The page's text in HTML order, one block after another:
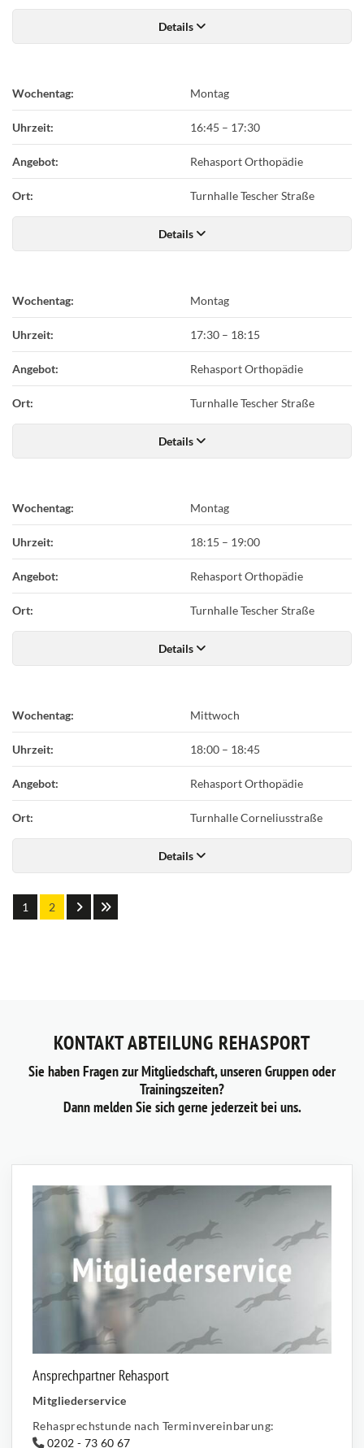
Details
Wochentag: Montag
Uhrzeit: 16:45 – 17:30
Angebot: Rehasport Orthopädie
Ort: Turnhalle Tescher Straße
Details
Wochentag: Montag
Uhrzeit: 17:30 – 18:15
Angebot: Rehasport Orthopädie
Ort: Turnhalle Tescher Straße
Details
Wochentag: Montag
Uhrzeit: 18:15 – 19:00
Angebot: Rehasport Orthopädie
Ort: Turnhalle Tescher Straße
Details
Wochentag: Mittwoch
Uhrzeit: 18:00 – 18:45
Angebot: Rehasport Orthopädie
Ort: Turnhalle Corneliusstraße
Details
1 2
KONTAKT ABTEILUNG REHASPORT
Sie haben Fragen zur Mitgliedschaft, unseren Gruppen oder
Trainingszeiten?
Dann melden Sie sich gerne jederzeit bei uns.
Ansprechpartner Rehasport
Mitgliederservice
Rehasprechstunde nach Terminvereinbarung:
0202 - 73 60 67